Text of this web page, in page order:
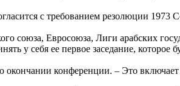
с требованием резолюции
союза, Евросоюза, Лиги арабских
у себя ее первое заседание, которое
конференции. – Это